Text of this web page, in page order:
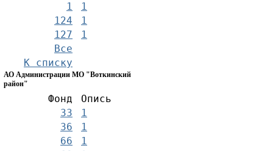
1
1
124
1
127
1
Все
К списку
АО Администрации МО "Воткинский
район"
Фонд
Опись
33
1
36
1
66
1